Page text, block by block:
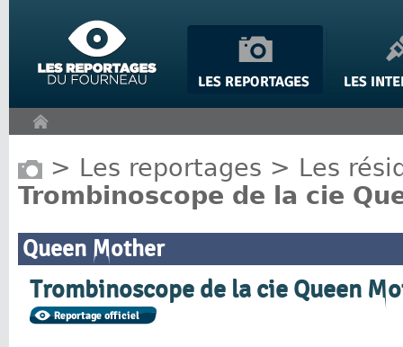
> Les reportages > Les
Trombinoscope de la cie
Queen Mother
Trombinoscope de la cie Queen